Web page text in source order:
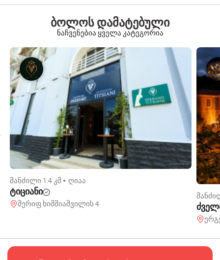
ბოლოს დამატებული
ნაჩვენებია ყველა კატეგორია
მანძილი 1.4 კმ • ღიაა
ტიციანი
შერიფ ხიმშიაშვილის 4